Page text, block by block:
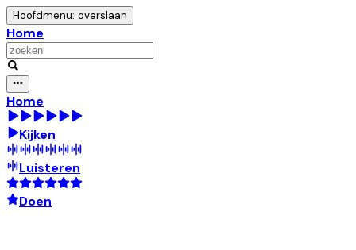
Hoofdmenu: overslaan
Home
Home
Kijken
Luisteren
Doen